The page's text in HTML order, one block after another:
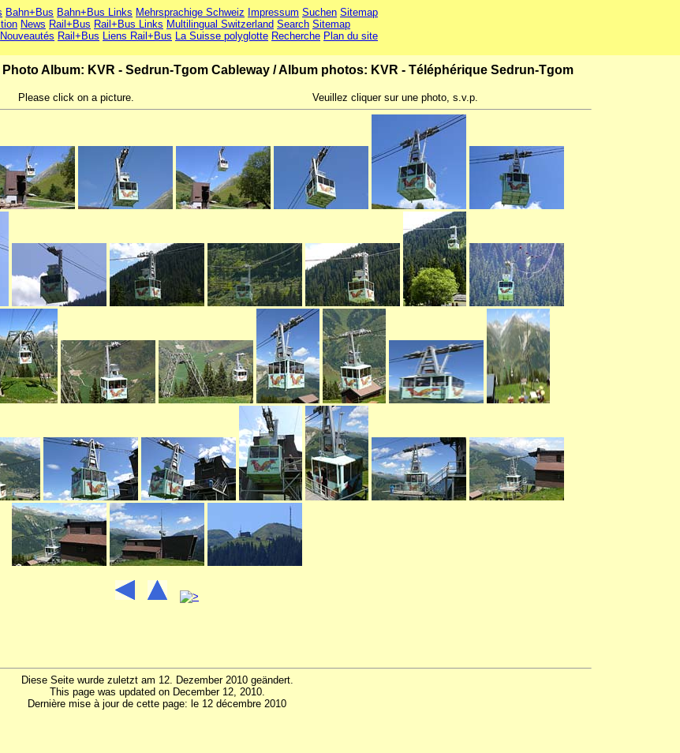
Bahn+Bus Bahn+Bus Links Mehrsprachige Schweiz Impressum Suchen Sitemap
News Rail+Bus Rail+Bus Links Multilingual Switzerland Search Sitemap
Nouveautés Rail+Bus Liens Rail+Bus La Suisse polyglotte Recherche Plan du site
Photo Album: KVR - Sedrun-Tgom Cableway /Album photos: KVR - Téléphérique Sedrun-Tgom
Please click on a picture. Veuillez cliquer sur une photo, s.v.p.
Diese Seite wurde zuletzt am 12. Dezember 2010 geändert.
This page was updated on December 12, 2010.
Dernière mise à jour de cette page: le 12 décembre 2010